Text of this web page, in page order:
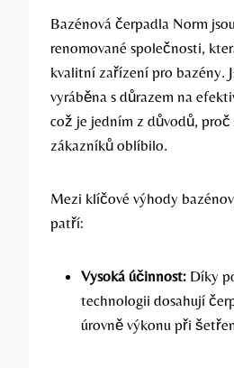
Bazénová čerpadla Norm
renomované společnosti,
kvalitní zařízení pro bazény.
vyráběna s důrazem na
což je jedním z důvodů, proč
zákazníků oblíbilo.
Mezi klíčové výhody
patří:
Vysoká účinnost: Díky
technologii dosahují
úrovně výkonu při